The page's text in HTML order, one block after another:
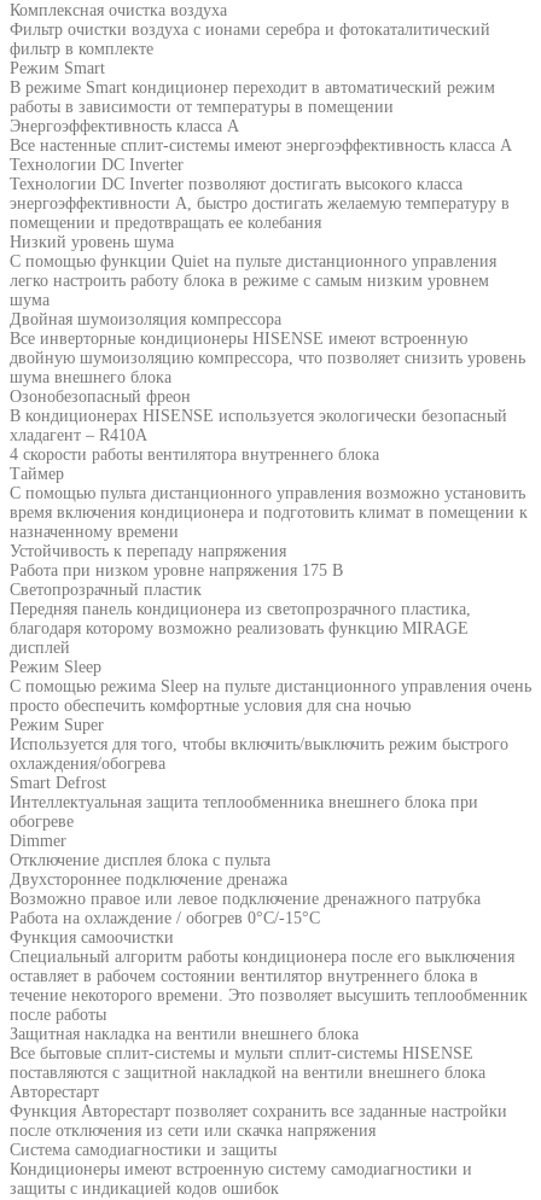
Комплексная очистка воздуха
Фильтр очистки воздуха с ионами серебра и фотокаталитический
фильтр в комплекте
Режим Smart
В режиме Smart кондиционер переходит в автоматический режим
работы в зависимости от температуры в помещении
Энергоэффективность класса А
Все настенные сплит-системы имеют энергоэффективность класса А
Технологии DC Inverter
Технологии DC Inverter позволяют достигать высокого класса
энергоэффективности А, быстро достигать желаемую температуру в
помещении и предотвращать ее колебания
Низкий уровень шума
С помощью функции Quiet на пульте дистанционного управления
легко настроить работу блока в режиме с самым низким уровнем
шума
Двойная шумоизоляция компрессора
Все инверторные кондиционеры HISENSE имеют встроенную
двойную шумоизоляцию компрессора, что позволяет снизить уровень
шума внешнего блока
Озонобезопасный фреон
В кондиционерах HISENSE используется экологически безопасный
хладагент – R410A
4 скорости работы вентилятора внутреннего блока
Таймер
С помощью пульта дистанционного управления возможно установить
время включения кондиционера и подготовить климат в помещении к
назначенному времени
Устойчивость к перепаду напряжения
Работа при низком уровне напряжения 175 В
Светопрозрачный пластик
Передняя панель кондиционера из светопрозрачного пластика,
благодаря которому возможно реализовать функцию MIRAGE
дисплей
Режим Sleep
С помощью режима Sleep на пульте дистанционного управления очень
просто обеспечить комфортные условия для сна ночью
Режим Super
Используется для того, чтобы включить/выключить режим быстрого
охлаждения/обогрева
Smart Defrost
Интеллектуальная защита теплообменника внешнего блока при
обогреве
Dimmer
Отключение дисплея блока с пульта
Двухстороннее подключение дренажа
Возможно правое или левое подключение дренажного патрубка
Работа на охлаждение / обогрев 0°С/-15°С
Функция самоочистки
Специальный алгоритм работы кондиционера после его выключения
оставляет в рабочем состоянии вентилятор внутреннего блока в
течение некоторого времени. Это позволяет высушить теплообменник
после работы
Защитная накладка на вентили внешнего блока
Все бытовые сплит-системы и мульти сплит-системы HISENSE
поставляются с защитной накладкой на вентили внешнего блока
Авторестарт
Функция Авторестарт позволяет сохранить все заданные настройки
после отключения из сети или скачка напряжения
Система самодиагностики и защиты
Кондиционеры имеют встроенную систему самодиагностики и
защиты с индикацией кодов ошибок